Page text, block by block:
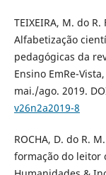
TEIXEIRA, M. do R.
Alfabetização
pedagógicas da
Ensino EmRe-
mai./ago. 2019.
v26n2a2019-8
ROCHA, D. do R.
formação do leitor